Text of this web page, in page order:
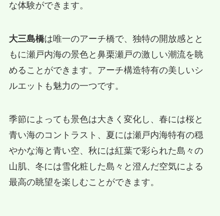
な体験ができます。
大三島橋は唯一のアーチ橋で、独特の開放感とと
もに瀬戸内海の景色と鼻栗瀬戸の激しい潮流を眺
めることができます。アーチ構造特有の美しいシ
ルエットも魅力の一つです。
季節によっても景色は大きく変化し、春には桜と
青い海のコントラスト、夏には瀬戸内海特有の穏
やかな海と青い空、秋には紅葉で彩られた島々の
山肌、冬には雪化粧した島々と澄んだ空気による
最高の眺望を楽しむことができます。